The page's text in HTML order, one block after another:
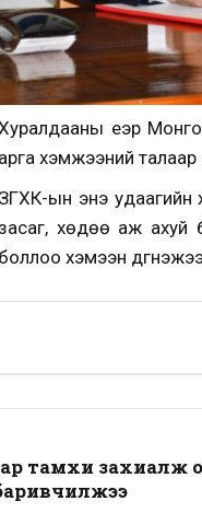
үеэр
арга хэмжээний
ЗГХК-ын энэ удаагийн
засаг, хөдөө аж ахуй
боллоо хэмээн
тамхи захиалж